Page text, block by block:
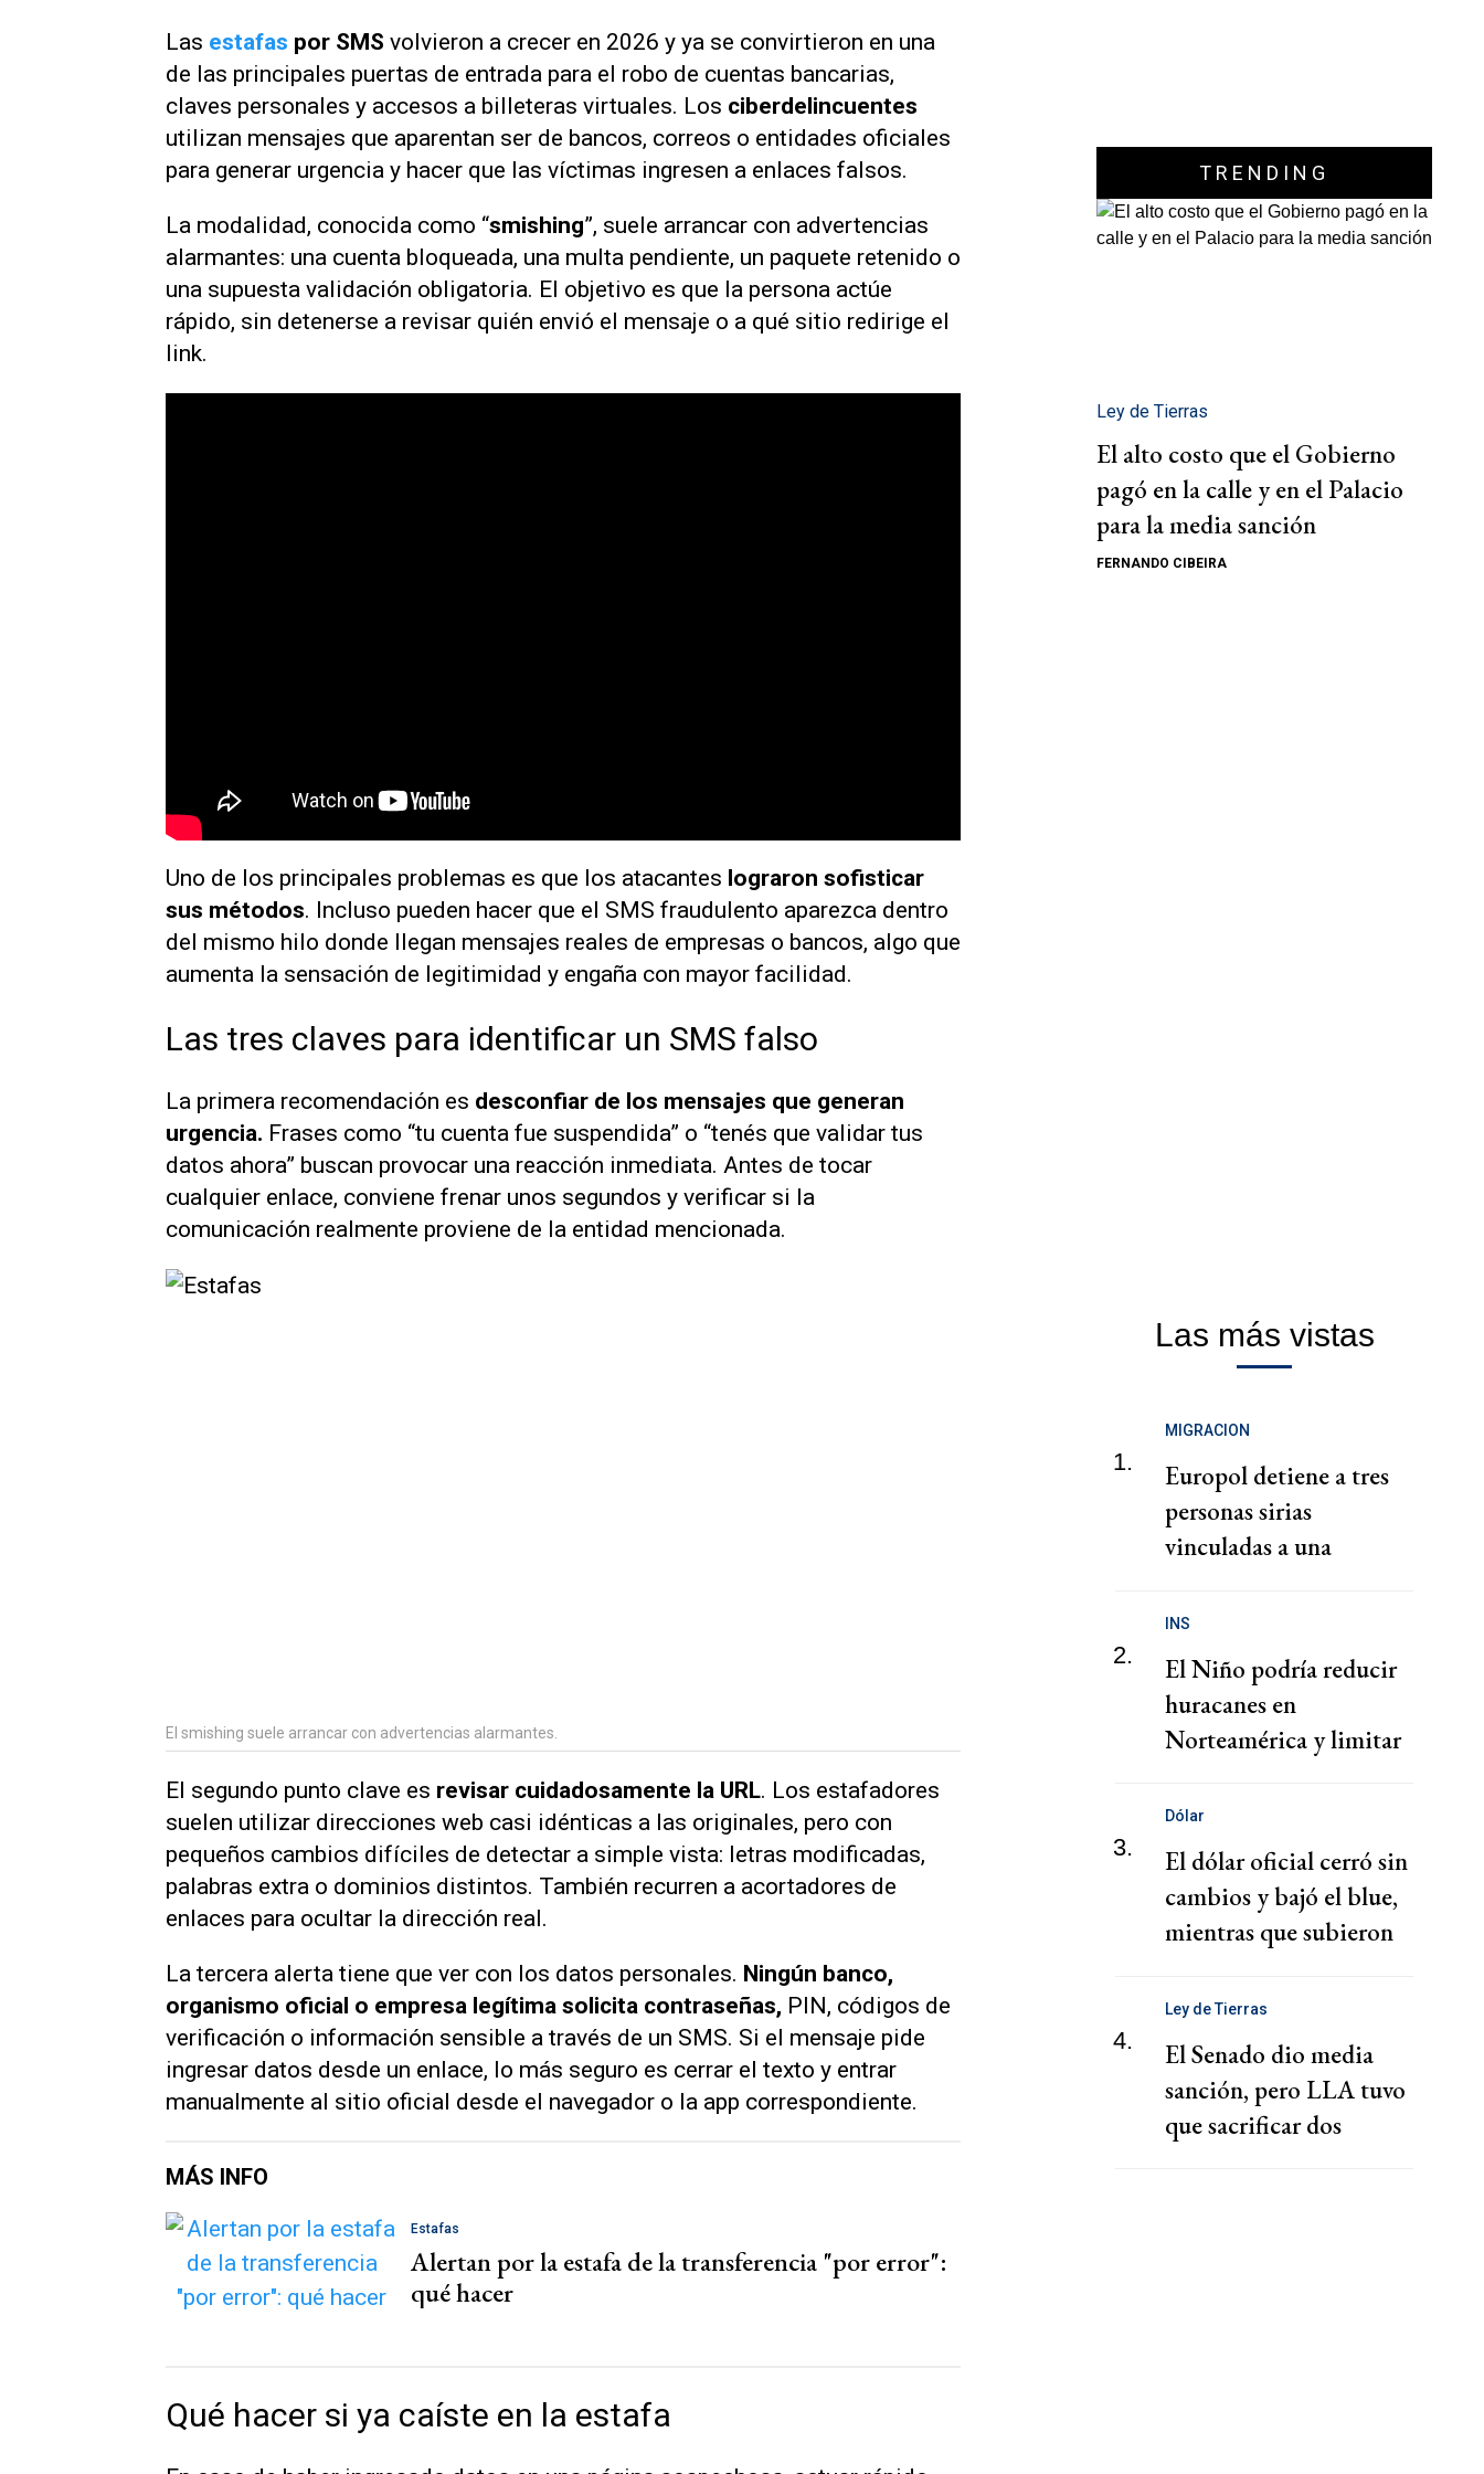
Las estafas por SMS volvieron a crecer en 2026 y ya se convirtieron en una
de las principales puertas de entrada para el robo de cuentas bancarias,
claves personales y accesos a billeteras virtuales. Los ciberdelincuentes
utilizan mensajes que aparentan ser de bancos, correos o entidades oficiales
para generar urgencia y hacer que las víctimas ingresen a enlaces falsos.
La modalidad, conocida como “smishing”, suele arrancar con advertencias
alarmantes: una cuenta bloqueada, una multa pendiente, un paquete retenido o
una supuesta validación obligatoria. El objetivo es que la persona actúe
rápido, sin detenerse a revisar quién envió el mensaje o a qué sitio redirige el
link.
Uno de los principales problemas es que los atacantes lograron sofisticar
sus métodos. Incluso pueden hacer que el SMS fraudulento aparezca dentro
del mismo hilo donde llegan mensajes reales de empresas o bancos, algo que
aumenta la sensación de legitimidad y engaña con mayor facilidad.
Las tres claves para identificar un SMS falso
La primera recomendación es desconfiar de los mensajes que generan
urgencia. Frases como “tu cuenta fue suspendida” o “tenés que validar tus
datos ahora” buscan provocar una reacción inmediata. Antes de tocar
cualquier enlace, conviene frenar unos segundos y verificar si la
comunicación realmente proviene de la entidad mencionada.
El smishing suele arrancar con advertencias alarmantes.
El segundo punto clave es revisar cuidadosamente la URL. Los estafadores
suelen utilizar direcciones web casi idénticas a las originales, pero con
pequeños cambios difíciles de detectar a simple vista: letras modificadas,
palabras extra o dominios distintos. También recurren a acortadores de
enlaces para ocultar la dirección real.
La tercera alerta tiene que ver con los datos personales. Ningún banco,
organismo oficial o empresa legítima solicita contraseñas, PIN, códigos de
verificación o información sensible a través de un SMS. Si el mensaje pide
ingresar datos desde un enlace, lo más seguro es cerrar el texto y entrar
manualmente al sitio oficial desde el navegador o la app correspondiente.
MÁS INFO
Estafas
Alertan por la estafa de la transferencia "por error":
qué hacer
Qué hacer si ya caíste en la estafa
TRENDING
Ley de Tierras
El alto costo que el Gobierno
pagó en la calle y en el Palacio
para la media sanción
FERNANDO CIBEIRA
Las más vistas
1.
MIGRACION
Europol detiene a tres
personas sirias
vinculadas a una
de migrantes
2.
INS
El Niño podría reducir
huracanes en
Norteamérica y limitar
Zurich
3.
Dólar
El dólar oficial cerró sin
cambios y bajó el blue,
mientras que subieron
4.
Ley de Tierras
El Senado dio media
sanción, pero LLA tuvo
que sacrificar dos